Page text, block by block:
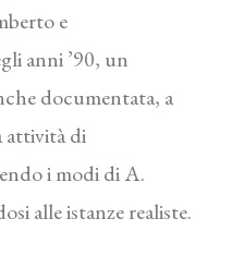
e
anni ’90, un
documentata, a
attività di
i modi di A.
alle istanze realiste.